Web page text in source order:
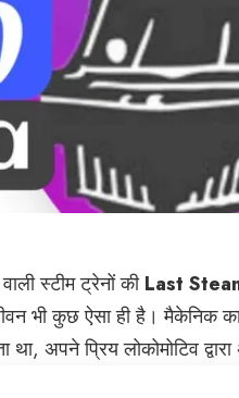
स्टीम ट्रेनों कीLast
भी कुछ ऐसा ही है।
अपने प्रिय लोकोमोटिव